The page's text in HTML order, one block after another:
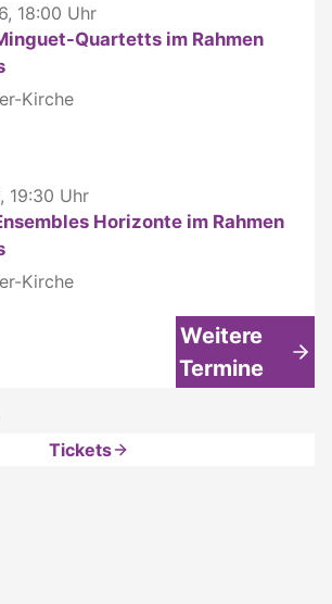
18:00 Uhr
Quartetts im Rahmen
Kirche
19:30 Uhr
Horizonte im Rahmen
Kirche
Weitere
Termine
Tickets